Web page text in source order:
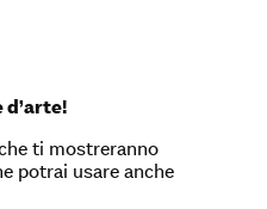
ti mostreranno
potrai usare anche